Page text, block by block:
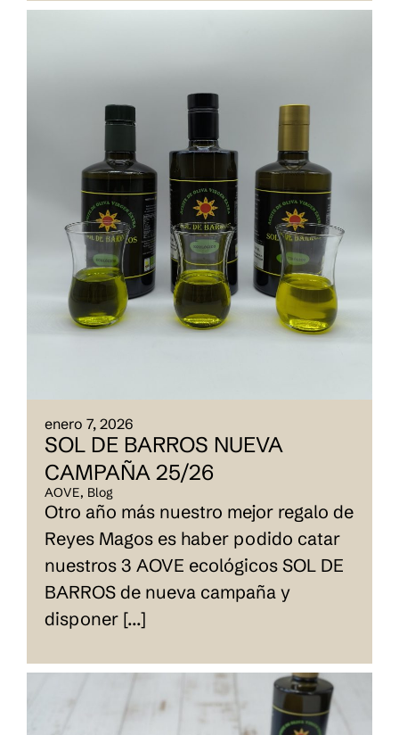
enero 7, 2026
SOL DE BARROS NUEVA
CAMPAÑA 25/26
AOVE, Blog
Otro año más nuestro mejor regalo de
Reyes Magos es haber podido catar
nuestros 3 AOVE ecológicos SOL DE
BARROS de nueva campaña y
disponer [...]